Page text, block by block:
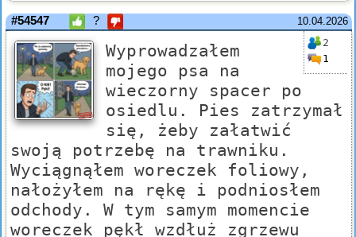
10.04.2026
#54547 ?
2
1
Wyprowadzałem
mojego psa na
wieczorny spacer po
osiedlu. Pies zatrzymał
się, żeby załatwić
swoją potrzebę na trawniku.
Wyciągnąłem woreczek foliowy,
nałożyłem na rękę i podniosłem
odchody. W tym samym momencie
woreczek pękł wzdłuż zgrzewu